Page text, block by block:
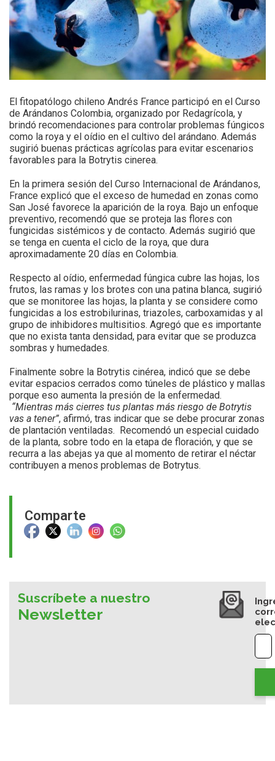
Comparte
El fitopatólogo chileno Andrés France participó en el Curso
de Arándanos Colombia, organizado por Redagrícola, y
brindó recomendaciones para controlar problemas fúngicos
como la roya y el oídio en el cultivo del arándano. Además
sugirió buenas prácticas agrícolas para evitar escenarios
favorables para la Botrytis cinerea.
En la primera sesión del Curso Internacional de Arándanos,
France explicó que el exceso de humedad en zonas como
San José favorece la aparición de la roya. Bajo un enfoque
preventivo, recomendó que se proteja las flores con
fungicidas sistémicos y de contacto. Además sugirió que
se tenga en cuenta el ciclo de la roya, que dura
aproximadamente 20 días en Colombia.
Respecto al oídio, enfermedad fúngica cubre las hojas, los
frutos, las ramas y los brotes con una patina blanca, sugirió
que se monitoree las hojas, la planta y se considere como
fungicidas a los estrobilurinas, triazoles, carboxamidas y al
grupo de inhibidores multisitios. Agregó que es importante
que no exista tanta densidad, para evitar que se produzca
sombras y humedades.
Finalmente sobre la Botrytis cinérea, indicó que se debe
evitar espacios cerrados como túneles de plástico y mallas
porque eso aumenta la presión de la enfermedad.
“Mientras más cierres tus plantas más riesgo de Botrytis
vas a tener”, afirmó, tras indicar que se debe procurar zonas
de plantación ventiladas. Recomendó un especial cuidado
de la planta, sobre todo en la etapa de floración, y que se
recurra a las abejas ya que al momento de retirar el néctar
contribuyen a menos problemas de Botrytus.
Suscríbete a nuestro
Newsletter